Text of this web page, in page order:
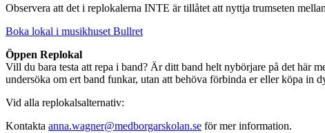
Observera att det i replokalerna INTE är tillåtet att nyttja trumseten
Boka lokal i musikhuset Bullret
Öppen Replokal
Vill du bara testa att repa i band? Är ditt band helt nybörjare på det här
undersöka om ert band funkar, utan att behöva förbinda er eller köpa
Vid alla replokalsalternativ:
Kontakta anna.wagner@medborgarskolan.se för mer information.